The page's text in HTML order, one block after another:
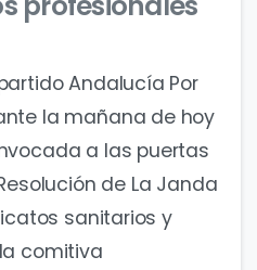
Andalucía Por
la mañana de hoy
a las puertas
de La Janda
sanitarios y
comitiva